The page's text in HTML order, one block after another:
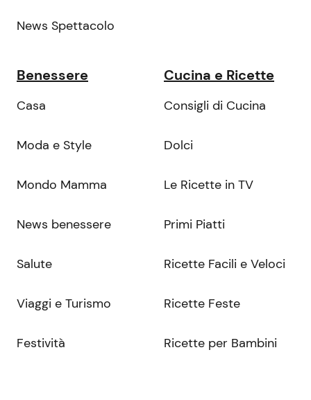
News Spettacolo
Benessere
Casa
Moda e Style
Mondo Mamma
News benessere
Salute
Viaggi e Turismo
Festività
Cucina e Ricette
Consigli di Cucina
Dolci
Le Ricette in TV
Primi Piatti
Ricette Facili e Veloci
Ricette Feste
Ricette per Bambini